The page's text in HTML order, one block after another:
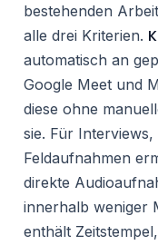
bestehenden
alle drei Kriterien.
automatisch an
Google Meet und
diese ohne
sie. Für
Feldaufnahmen
direkte
innerhalb weniger
enthält